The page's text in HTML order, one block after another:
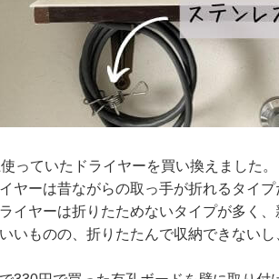
っていたドライヤーを買い換えました。
ヤーは昔ながらの取っ手が折れるタイ
イヤーは折りたためないタイプが多く
いものの、折りたたんで収納できない